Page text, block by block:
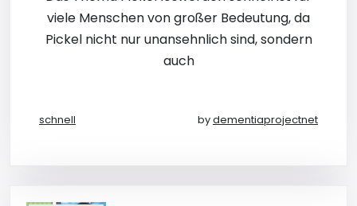
viele Menschen von großer Bedeutung, da
Pickel nicht nur unansehnlich sind, sondern
auch
schnell bydementiaprojectnet